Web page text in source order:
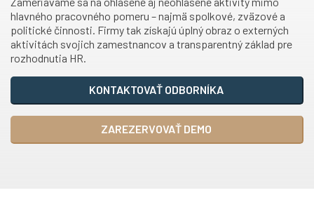
hlavného pracovného pomeru – najmä spolkové, zväzové a
politické činnosti. Firmy tak získajú úplný obraz o externých
aktivitách svojich zamestnancov a transparentný základ pre
rozhodnutia HR.
KONTAKTOVAŤ ODBORNÍKA
ZAREZERVOVAŤ DEMO